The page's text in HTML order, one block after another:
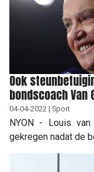
Ook
bondscoach Van
04-04-2022 | Sport
NYON - Louis
gekregen nadat de